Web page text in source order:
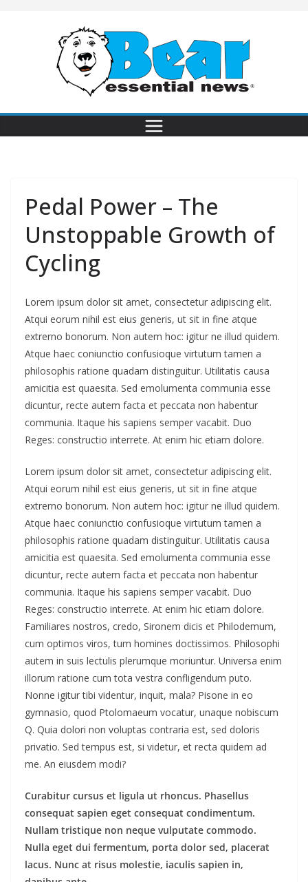
Pedal Power – The
Unstoppable Growth of
Cycling
Lorem ipsum dolor sit amet, consectetur adipiscing elit.
Atqui eorum nihil est eius generis, ut sit in fine atque
extrerno bonorum. Non autem hoc: igitur ne illud quidem.
Atque haec coniunctio confusioque virtutum tamen a
philosophis ratione quadam distinguitur. Utilitatis causa
amicitia est quaesita. Sed emolumenta communia esse
dicuntur, recte autem facta et peccata non habentur
communia. Itaque his sapiens semper vacabit. Duo
Reges: constructio interrete. At enim hic etiam dolore.
Lorem ipsum dolor sit amet, consectetur adipiscing elit.
Atqui eorum nihil est eius generis, ut sit in fine atque
extrerno bonorum. Non autem hoc: igitur ne illud quidem.
Atque haec coniunctio confusioque virtutum tamen a
philosophis ratione quadam distinguitur. Utilitatis causa
amicitia est quaesita. Sed emolumenta communia esse
dicuntur, recte autem facta et peccata non habentur
communia. Itaque his sapiens semper vacabit. Duo
Reges: constructio interrete. At enim hic etiam dolore.
Familiares nostros, credo, Sironem dicis et Philodemum,
cum optimos viros, tum homines doctissimos. Philosophi
autem in suis lectulis plerumque moriuntur. Universa enim
illorum ratione cum tota vestra confligendum puto.
Nonne igitur tibi videntur, inquit, mala? Pisone in eo
gymnasio, quod Ptolomaeum vocatur, unaque nobiscum
Q. Quia dolori non voluptas contraria est, sed doloris
privatio. Sed tempus est, si videtur, et recta quidem ad
me. An eiusdem modi?
Curabitur cursus et ligula ut rhoncus. Phasellus
consequat sapien eget consequat condimentum.
Nullam tristique non neque vulputate commodo.
Nulla eget dui fermentum, porta dolor sed, placerat
lacus. Nunc at risus molestie, iaculis sapien in,